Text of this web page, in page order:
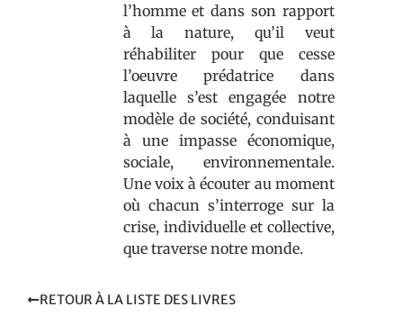
l’homme et dans son rapport
à la nature, qu’il veut
réhabiliter pour que cesse
l’oeuvre prédatrice dans
laquelle s’est engagée notre
modèle de société, conduisant
à une impasse économique,
sociale, environnementale.
Une voix à écouter au moment
où chacun s’interroge sur la
crise, individuelle et collective,
que traverse notre monde.
RETOUR À LA LISTE DES LIVRES